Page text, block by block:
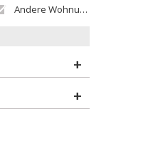
Andere Wohnung